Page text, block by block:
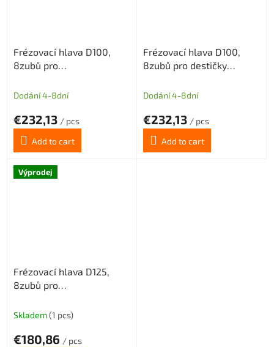
Frézovací hlava D100,
8zubů pro
Dodání 4-8dní
€232,13 / pcs
Add to cart
Frézovací hlava D100,
8zubů pro destičky
Dodání 4-8dní
€232,13 / pcs
Add to cart
Výprodej
Frézovací hlava D125,
8zubů pro
Skladem(1 pcs)
€180,86 / pcs